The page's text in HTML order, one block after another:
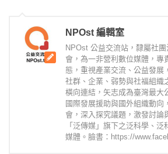
NPOst 編輯室
NPOst 公益交流站，隸屬社
會，為一非營利數位媒體，專
態，重視產業交流、公益發展
社群、企業、弱勢與社福組織
橫向連結，矢志成為臺灣最大
國際發展援助與國外組織動向
會，深入探究議題，激發討論
「泛傳媒」旗下之泛科學、
媒體。臉書：https://